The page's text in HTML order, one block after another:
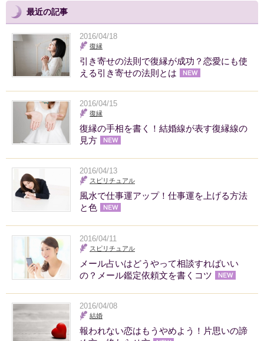
最近の記事
2016/04/18
復縁
引き寄せの法則で復縁が成功？恋愛にも使
える引き寄せの法則とは
2016/04/15
復縁
復縁の手相を書く！結婚線が表す復縁線の
見方
2016/04/13
スピリチュアル
風水で仕事運アップ！仕事運を上げる方法
と色
2016/04/11
スピリチュアル
メール占いはどうやって相談すればいい
の？メール鑑定依頼文を書くコツ
2016/04/08
結婚
報われない恋はもうやめよう！片思いの諦